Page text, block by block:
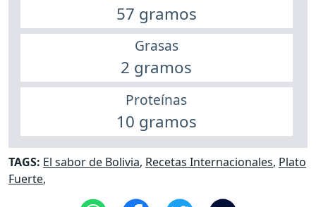
57 gramos
Grasas
2 gramos
Proteínas
10 gramos
TAGS: El sabor de Bolivia, Recetas Internacionales, Plato
Fuerte,